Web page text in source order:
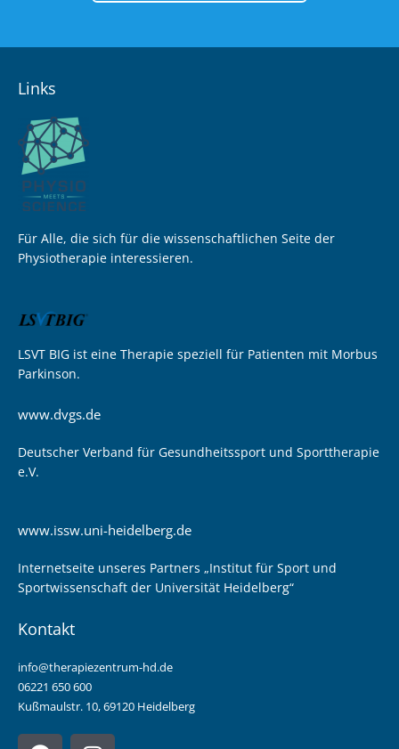
Links
Für Alle, die sich für die wissenschaftlichen Seite der
Physiotherapie interessieren.
LSVT BIG ist eine Therapie speziell für Patienten mit Morbus
Parkinson.
www.dvgs.de
Deutscher Verband für Gesundheitssport und Sporttherapie
e.V.
www.issw.uni-heidelberg.de
Internetseite unseres Partners „Institut für Sport und
Sportwissenschaft der Universität Heidelberg“
Kontakt
info@therapiezentrum-hd.de
06221 650 600
Kußmaulstr. 10, 69120 Heidelberg